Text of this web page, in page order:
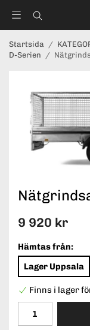
Startsida /
D-Serien /
9 920 kr
Hämtas från:
Lager Uppsala
Finns i lager